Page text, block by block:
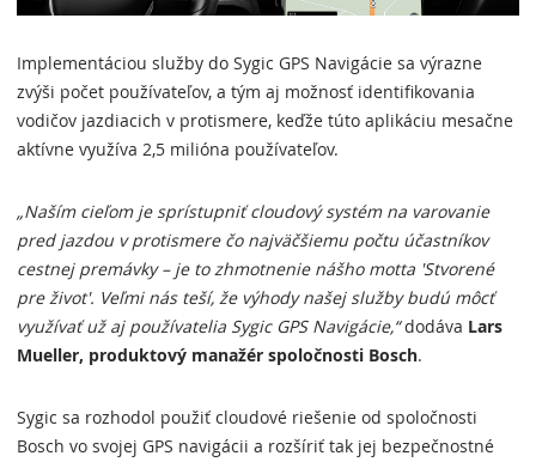
Implementáciou služby do Sygic GPS Navigácie sa výrazne
zvýši počet používateľov, a tým aj možnosť identifikovania
vodičov jazdiacich v protismere, keďže túto aplikáciu mesačne
aktívne využíva 2,5 milióna používateľov.
„Naším cieľom je sprístupniť cloudový systém na varovanie
pred jazdou v protismere čo najväčšiemu počtu účastníkov
cestnej premávky – je to zhmotnenie nášho motta 'Stvorené
pre život'. Veľmi nás teší, že výhody našej služby budú môcť
využívať už aj používatelia Sygic GPS Navigácie,“dodáva Lars
Mueller, produktový manažér spoločnosti Bosch.
Sygic sa rozhodol použiť cloudové riešenie od spoločnosti
Bosch vo svojej GPS navigácii a rozšíriť tak jej bezpečnostné